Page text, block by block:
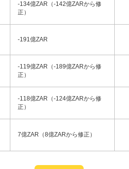
-134億ZAR（-142億ZARから修
正）
-191億ZAR
-119億ZAR（-189億ZARから修
正）
-118億ZAR（-124億ZARから修
正）
7億ZAR（8億ZARから修正）